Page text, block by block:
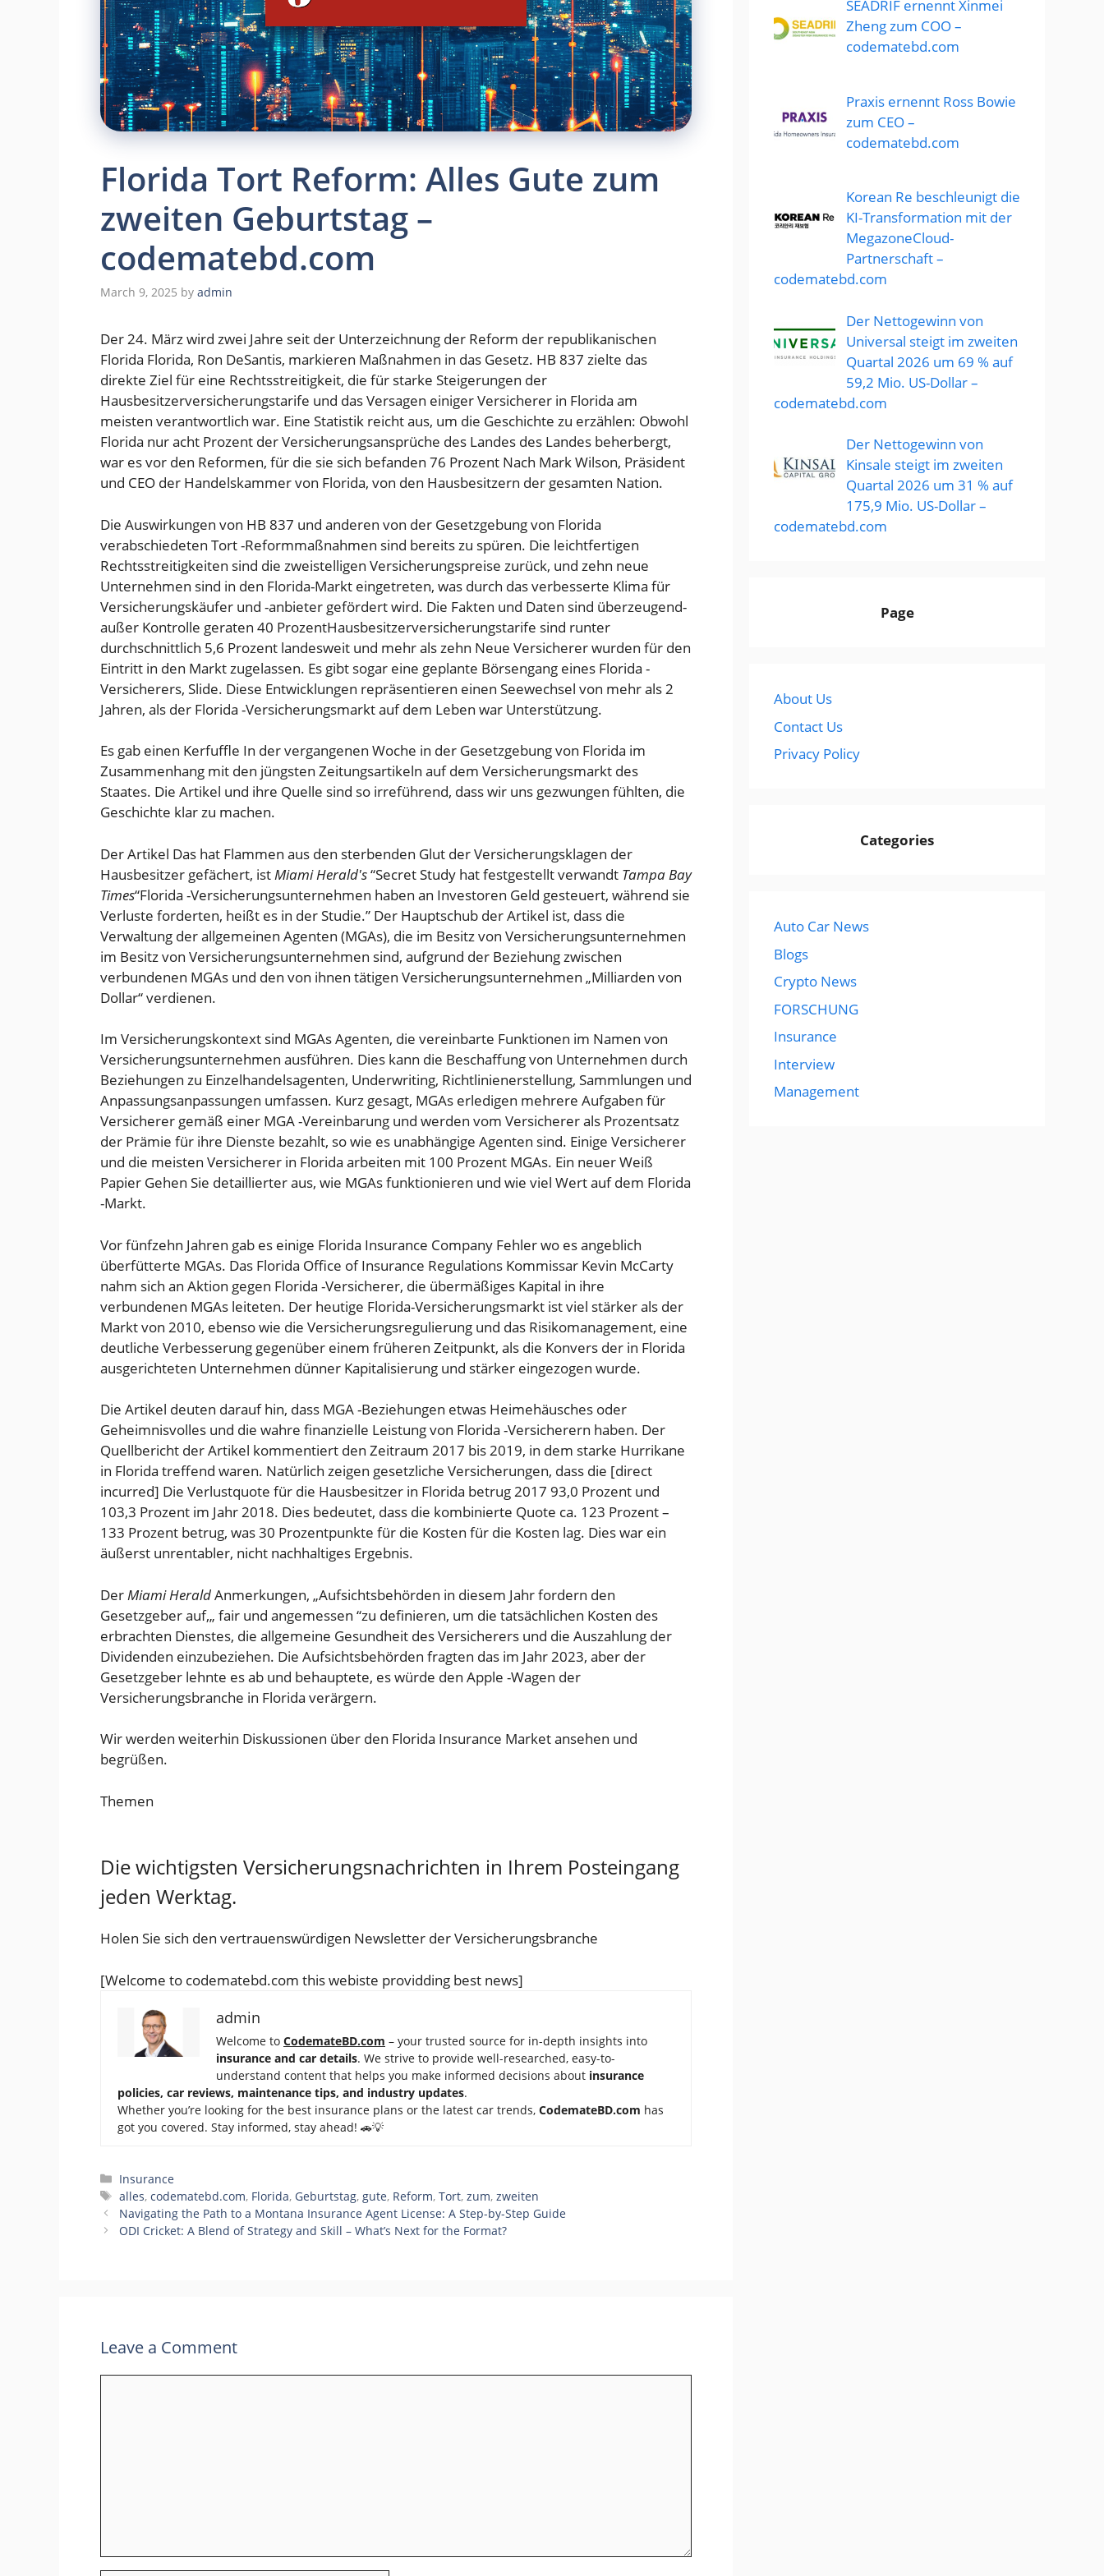
Florida Tort Reform: Alles Gute zum
zweiten Geburtstag –
codematebd.com
March 9, 2025 by admin
Der 24. März wird zwei Jahre seit der Unterzeichnung der Reform der republikanischen
Florida Florida, Ron DeSantis, markieren Maßnahmen in das Gesetz. HB 837 zielte das
direkte Ziel für eine Rechtsstreitigkeit, die für starke Steigerungen der
Hausbesitzerversicherungstarife und das Versagen einiger Versicherer in Florida am
meisten verantwortlich war. Eine Statistik reicht aus, um die Geschichte zu erzählen: Obwohl
Florida nur acht Prozent der Versicherungsansprüche des Landes des Landes beherbergt,
war es vor den Reformen, für die sie sich befanden 76 Prozent Nach Mark Wilson, Präsident
und CEO der Handelskammer von Florida, von den Hausbesitzern der gesamten Nation.
Die Auswirkungen von HB 837 und anderen von der Gesetzgebung von Florida
verabschiedeten Tort -Reformmaßnahmen sind bereits zu spüren. Die leichtfertigen
Rechtsstreitigkeiten sind die zweistelligen Versicherungspreise zurück, und zehn neue
Unternehmen sind in den Florida-Markt eingetreten, was durch das verbesserte Klima für
Versicherungskäufer und -anbieter gefördert wird. Die Fakten und Daten sind überzeugend-
außer Kontrolle geraten 40 ProzentHausbesitzerversicherungstarife sind runter
durchschnittlich 5,6 Prozent landesweit und mehr alszehn Neue Versicherer wurden für den
Eintritt in den Markt zugelassen. Es gibt sogar eine geplante Börsengang eines Florida -
Versicherers, Slide. Diese Entwicklungen repräsentieren einen Seewechsel von mehr als 2
Jahren, als der Florida -Versicherungsmarkt auf dem Leben war Unterstützung.
Es gab einen Kerfuffle In der vergangenen Woche in der Gesetzgebung von Florida im
Zusammenhang mit den jüngsten Zeitungsartikeln auf dem Versicherungsmarkt des
Staates. Die Artikel und ihre Quelle sind so irreführend, dass wir uns gezwungen fühlten, die
Geschichte klar zu machen.
DerArtikel Das hat Flammen aus den sterbenden Glut der Versicherungsklagen der
Hausbesitzer gefächert, istMiami Herald's“Secret Study hat festgestelltverwandt Tampa Bay
Times“Florida -Versicherungsunternehmen haben an Investoren Geld gesteuert, während sie
Verluste forderten, heißt es in der Studie.” Der Hauptschub der Artikel ist, dass die
Verwaltung der allgemeinen Agenten (MGAs), die im Besitz von Versicherungsunternehmen
im Besitz von Versicherungsunternehmen sind, aufgrund der Beziehung zwischen
verbundenen MGAs und den von ihnen tätigen Versicherungsunternehmen „Milliarden von
Dollar“ verdienen.
Im Versicherungskontext sind MGAs Agenten, die vereinbarte Funktionen im Namen von
Versicherungsunternehmen ausführen. Dies kann die Beschaffung von Unternehmen durch
Beziehungen zu Einzelhandelsagenten, Underwriting, Richtlinienerstellung, Sammlungen und
Anpassungsanpassungen umfassen. Kurz gesagt, MGAs erledigen mehrere Aufgaben für
Versicherer gemäß einer MGA -Vereinbarung und werden vom Versicherer als Prozentsatz
der Prämie für ihre Dienste bezahlt, so wie es unabhängige Agenten sind. Einige Versicherer
und die meisten Versicherer in Florida arbeiten mit 100 Prozent MGAs. Ein neuer Weiß
Papier Gehen Sie detaillierter aus, wie MGAs funktionieren und wie viel Wert auf dem Florida
-Markt.
Vor fünfzehn Jahren gab es einige Florida Insurance Company Fehlerwo es angeblich
überfütterte MGAs. Das Florida Office of Insurance Regulations Kommissar Kevin McCarty
nahm sich an Aktion gegen Florida -Versicherer, die übermäßiges Kapital in ihre
verbundenen MGAs leiteten. Der heutige Florida-Versicherungsmarkt ist viel stärker als der
Markt von 2010, ebenso wie die Versicherungsregulierung und das Risikomanagement, eine
deutliche Verbesserung gegenüber einem früheren Zeitpunkt, als die Konvers der in Florida
ausgerichteten Unternehmen dünner Kapitalisierung und stärker eingezogen wurde.
Die Artikel deuten darauf hin, dass MGA -Beziehungen etwas Heimehäusches oder
Geheimnisvolles und die wahre finanzielle Leistung von Florida -Versicherern haben. Der
Quellbericht der Artikel kommentiert den Zeitraum 2017 bis 2019, in dem starke Hurrikane
in Florida treffend waren. Natürlich zeigen gesetzliche Versicherungen, dass die [direct
incurred] Die Verlustquote für die Hausbesitzer in Florida betrug 2017 93,0 Prozent und
103,3 Prozent im Jahr 2018. Dies bedeutet, dass die kombinierte Quote ca. 123 Prozent –
133 Prozent betrug, was 30 Prozentpunkte für die Kosten für die Kosten lag. Dies war ein
äußerst unrentabler, nicht nachhaltiges Ergebnis.
DerMiami HeraldAnmerkungen, „Aufsichtsbehörden in diesem Jahr fordern den
Gesetzgeber auf,„ fair und angemessen “zu definieren, um die tatsächlichen Kosten des
erbrachten Dienstes, die allgemeine Gesundheit des Versicherers und die Auszahlung der
Dividenden einzubeziehen. Die Aufsichtsbehörden fragten das im Jahr 2023, aber der
Gesetzgeber lehnte es ab und behauptete, es würde den Apple -Wagen der
Versicherungsbranche in Florida verärgern.
Wir werden weiterhin Diskussionen über den Florida Insurance Market ansehen und
begrüßen.
Themen
Die wichtigsten Versicherungsnachrichten in Ihrem Posteingang
jeden Werktag.
Holen Sie sich den vertrauenswürdigen Newsletter der Versicherungsbranche
[Welcome to codematebd.com this webiste providding best news]
admin
Welcome to CodemateBD.com – your trusted source for in-depth insights into
insurance and car details. We strive to provide well-researched, easy-to-
understand content that helps you make informed decisions about insurance
policies, car reviews, maintenance tips, and industry updates.
Whether you’re looking for the best insurance plans or the latest car trends, CodemateBD.com has
got you covered. Stay informed, stay ahead! 🚗💡
Categories
Insurance
Tags
alles,codematebd.com, Florida, Geburtstag, gute, Reform,Tort,zum,zweiten
Navigating the Path to a Montana Insurance Agent License: A Step-by-Step Guide
ODI Cricket: A Blend of Strategy and Skill – What’s Next for the Format?
Leave a Comment
SEADRIF ernennt Xinmei
Zheng zum COO –
codematebd.com
Praxis ernennt Ross Bowie
zum CEO –
codematebd.com
Korean Re beschleunigt die
KI-Transformation mit der
MegazoneCloud-
Partnerschaft –
codematebd.com
Der Nettogewinn von
Universal steigt im zweiten
Quartal 2026 um 69 % auf
59,2 Mio. US-Dollar –
codematebd.com
Der Nettogewinn von
Kinsale steigt im zweiten
Quartal 2026 um 31 % auf
175,9 Mio. US-Dollar –
codematebd.com
Page
About Us
Contact Us
Privacy Policy
Categories
Auto Car News
Blogs
Crypto News
FORSCHUNG
Insurance
Interview
Management